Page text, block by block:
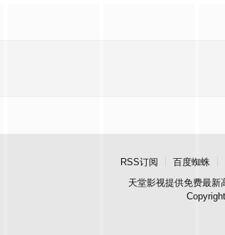
RSS订阅 百度蜘蛛
天堂影视提供免费最新